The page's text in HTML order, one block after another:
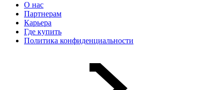
О нас
Партнерам
Карьера
Где купить
Политика конфиденциальности